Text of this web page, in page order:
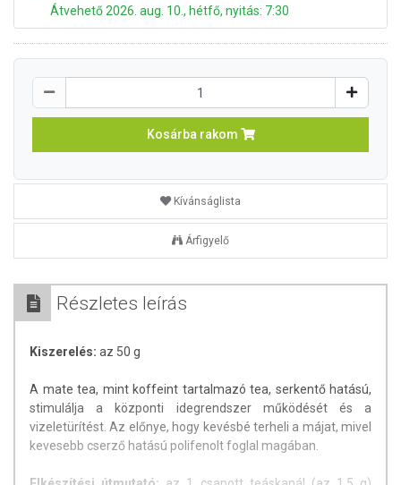
Átvehető 2026. aug. 10., hétfő, nyitás: 7:30
Kosárba rakom
Kívánságlista
Árfigyelő
Részletes leírás
Kiszerelés: az 50 g
A mate tea, mint koffeint tartalmazó tea, serkentő hatású,
stimulálja a központi idegrendszer működését és a
vizeletürítést. Az előnye, hogy kevésbé terheli a májat, mivel
kevesebb cserző hatású polifenolt foglal magában.